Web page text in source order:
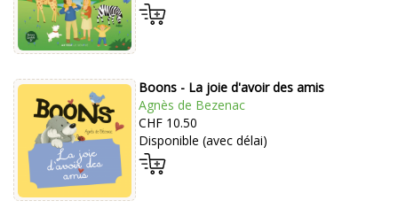
Boons - La joie d'avoir des amis
Agnès de Bezenac
CHF 10.50
Disponible (avec délai)